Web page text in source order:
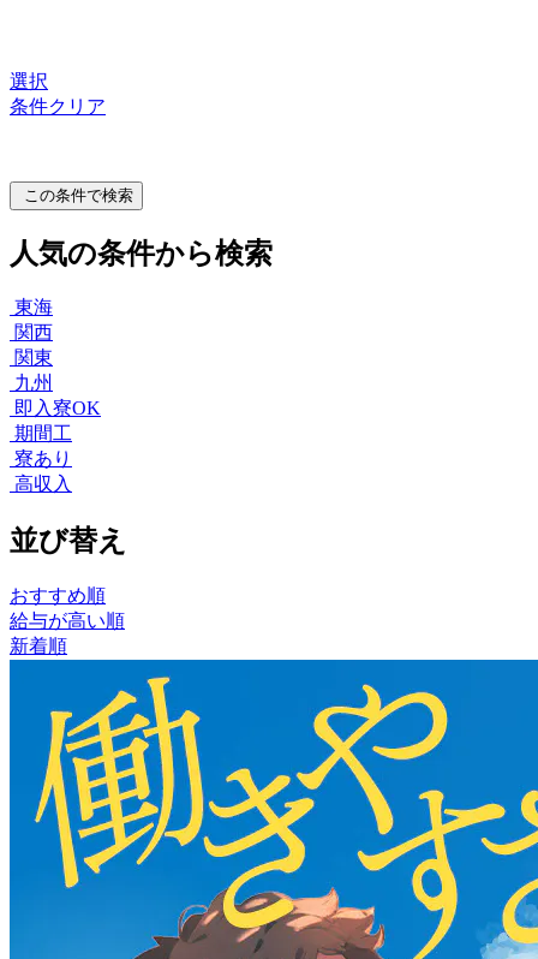
選択
条件クリア
この条件で検索
人気の条件から検索
東海
関西
関東
九州
即入寮OK
期間工
寮あり
高収入
並び替え
おすすめ順
給与が高い順
新着順